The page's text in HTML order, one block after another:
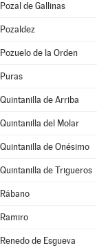
Pozal de Gallinas
Pozaldez
Pozuelo de la Orden
Puras
Quintanilla de Arriba
Quintanilla del Molar
Quintanilla de Onésimo
Quintanilla de Trigueros
Rábano
Ramiro
Renedo de Esgueva